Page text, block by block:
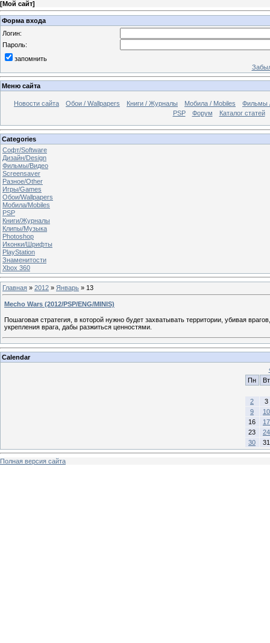
[Мой сайт]
Форма входа
Логин:
Пароль:
запомнить
Меню сайта
Новости сайта Обои / Wallpapers Книги / Журналы Мобила / Mobiles
Фильмы
PSP
Форум Каталог статей
Categories
Софт/Software
Дизайн/Design
Фильмы/Видео
Screensaver
Разное/Other
Игры/Games
Обои/Wallpapers
Мобила/Mobiles
PSP
Книги/Журналы
Клипы/Музыка
Photoshop
Иконки/Шрифты
PlayStation
Знаменитости
Xbox 360
Главная » 2012 » Январь » 13
Mecho Wars (2012/PSP/ENG/MINIS)
Пошаговая стратегия, в которой нужно будет захватывать территории, убивая
укрепления врага, дабы разжиться ценностями.
Calendar
Пн
Вт
2
3
9
10
16
17
23
24
30
31
Полная версия сайта